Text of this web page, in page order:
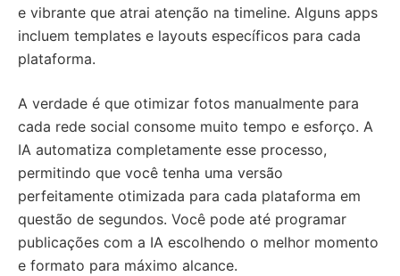
e vibrante que atrai atenção na timeline. Alguns apps
incluem templates e layouts específicos para cada
plataforma.
A verdade é que otimizar fotos manualmente para
cada rede social consome muito tempo e esforço. A
IA automatiza completamente esse processo,
permitindo que você tenha uma versão
perfeitamente otimizada para cada plataforma em
questão de segundos. Você pode até programar
publicações com a IA escolhendo o melhor momento
e formato para máximo alcance.